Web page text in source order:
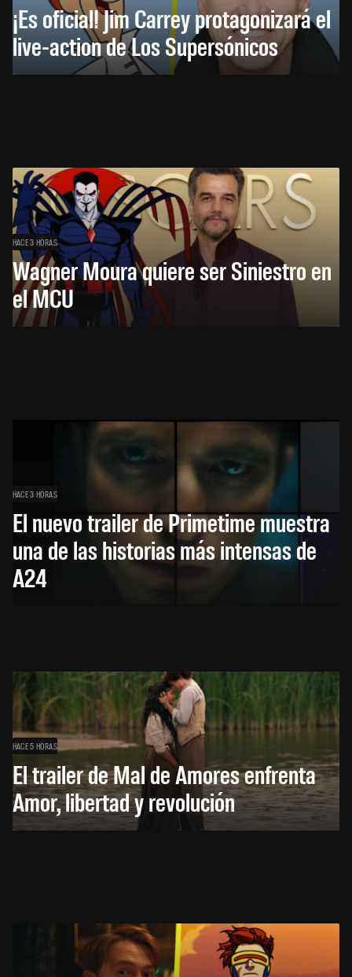
¡Es oficial! Jim Carrey protagonizará el
live-action de Los Supersónicos
HACE 3 HORAS
Wagner Moura quiere ser Siniestro en
el MCU
HACE 3 HORAS
El nuevo trailer de Primetime muestra
una de las historias más intensas de
A24
HACE 5 HORAS
El trailer de Mal de Amores enfrenta
Amor, libertad y revolución